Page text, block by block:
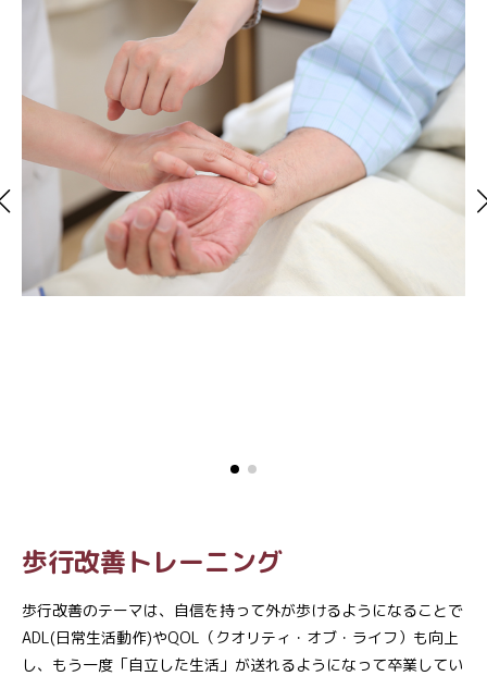
歩行改善トレーニング
歩行改善のテーマは、自信を持って外が歩けるようになることで
ADL(日常生活動作)やQOL（クオリティ・オブ・ライフ）も向上
し、もう一度「自立した生活」が送れるようになって卒業してい